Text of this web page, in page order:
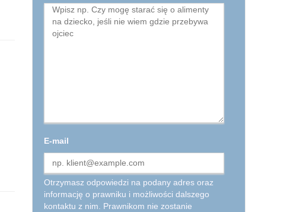
E-mail
Otrzymasz odpowiedzi na podany adres oraz
informację o prawniku i możliwości dalszego
kontaktu z nim. Prawnikom nie zostanie